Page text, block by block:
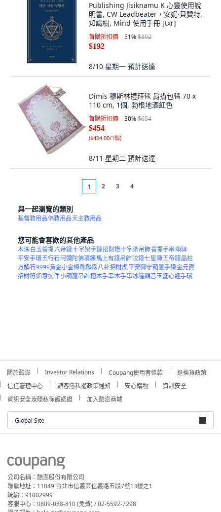
Publishing Jisiknamu K 心靈使用說
明書, CW Leadbeater，安妮·貝贊特,
知識樹, Mind 使用手冊 [txr]
首購折扣價 51%$392
$192
8/10 星期一 預計送達
Dimis 穆斯林禮拜毯 肩揹包毯 70 x
110 cm, 1個, 勃根地酒紅色
首購折扣價 30%$654
$454
($454.00/1個)
8/11 星期二 預計送達
1 2 3 4
與一起瀏覽的類別
基督教用品佛教用品天主教用品
您可能會喜歡的其他產品
木珠白玉菩提六帝錢十字架手鏈招財燈十字架吊飾菩提手串頌缽
平安手環五行石阿彌陀佛項鍊馬上有錢吊飾咬錢七星陣五帝錢晶柱
方解石9999黃金小金條麒麟踩八卦招財虎平安御守葫蘆手鍊金元寶
招財符如意擺件小葫蘆吊飾檀木手串木手串冰種觀音玉墜心經手環
關於酷澎 Investor Relations Coupang使用者條款
退換貨政策
信任管理中心
顧客隱私權政策通知 安心購物
資訊安全
資訊安全及隱私保護認證
加入酷澎商城
Global Site
公司名稱：酷澎股份有限公司
聯繫地址：11049 台北市信義區信義路五段7號13樓之1
統編：91002999
客服中心：0809-088-810 (免費) / 02-5592-7298